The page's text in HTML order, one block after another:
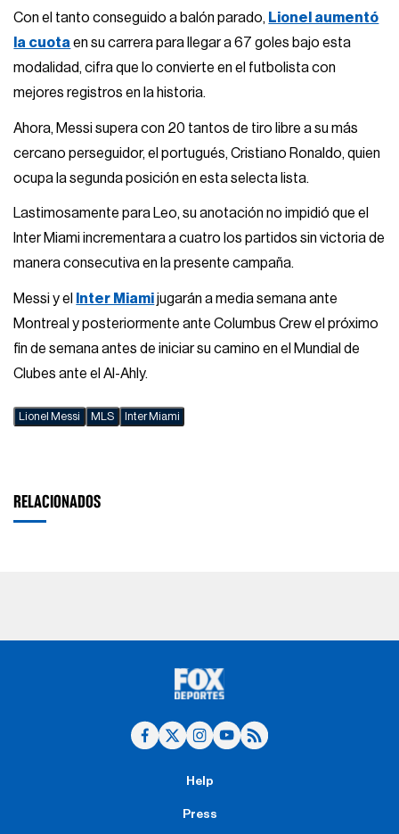
Con el tanto conseguido a balón parado, Lionel aumentó
la cuotaen su carrera para llegar a 67 goles bajo esta
modalidad, cifra que lo convierte en el futbolista con
mejores registros en la historia.
Ahora, Messi supera con 20 tantos de tiro libre a su más
cercano perseguidor, el portugués, Cristiano Ronaldo, quien
ocupa la segunda posición en esta selecta lista.
Lastimosamente para Leo, su anotación no impidió que el
Inter Miami incrementara a cuatro los partidos sin victoria de
manera consecutiva en la presente campaña.
Messi y el Inter Miamijugarán a media semana ante
Montreal y posteriormente ante Columbus Crew el próximo
fin de semana antes de iniciar su camino en el Mundial de
Clubes ante el Al-Ahly.
Lionel Messi MLS Inter Miami
RELACIONADOS
Help
Press